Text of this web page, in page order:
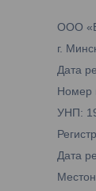
ООО
г.
Дата
Номер
УНП:
Дата